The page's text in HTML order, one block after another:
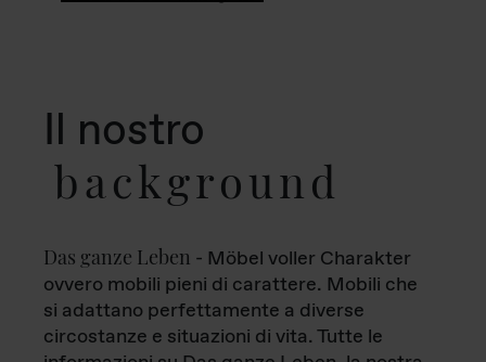
Il nostro
background
Das ganze Leben - Möbel voller Charakter
ovvero mobili pieni di carattere. Mobili che
si adattano perfettamente a diverse
circostanze e situazioni di vita. Tutte le